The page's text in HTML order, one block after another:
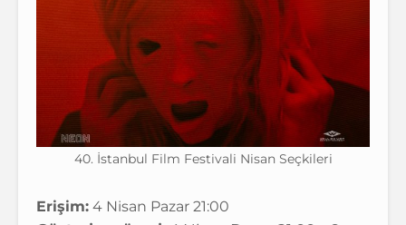
40. İstanbul Film Festivali Nisan Seçkileri
Erişim: 4 Nisan Pazar 21:00